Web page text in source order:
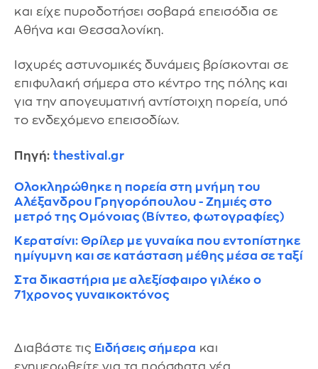
και είχε πυροδοτήσει σοβαρά επεισόδια σε
Αθήνα και Θεσσαλονίκη.
Ισχυρές αστυνομικές δυνάμεις βρίσκονται σε
επιφυλακή σήμερα στο κέντρο της πόλης και
για την απογευματινή αντίστοιχη πορεία, υπό
το ενδεχόμενο επεισοδίων.
Πηγή: thestival.gr
Ολοκληρώθηκε η πορεία στη μνήμη του
Αλέξανδρου Γρηγορόπουλου - Ζημιές στο
μετρό της Ομόνοιας (Βίντεο, φωτογραφίες)
Κερατσίνι: Θρίλερ με γυναίκα που εντοπίστηκε
ημίγυμνη και σε κατάσταση μέθης μέσα σε ταξί
Στα δικαστήρια με αλεξίσφαιρο γιλέκο ο
71χρονος γυναικοκτόνος
Διαβάστε τις Ειδήσεις σήμερα και
ενημερωθείτε για τα πρόσφατα νέα.